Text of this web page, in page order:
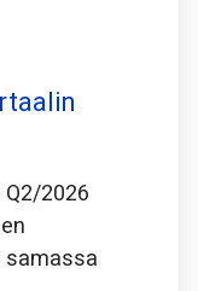
2026
samassa